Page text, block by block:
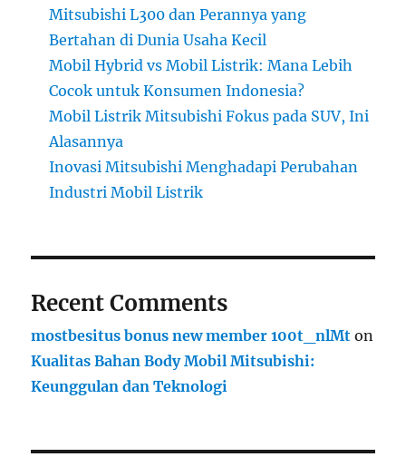
Mitsubishi L300 dan Perannya yang
Bertahan di Dunia Usaha Kecil
Mobil Hybrid vs Mobil Listrik: Mana Lebih
Cocok untuk Konsumen Indonesia?
Mobil Listrik Mitsubishi Fokus pada SUV, Ini
Alasannya
Inovasi Mitsubishi Menghadapi Perubahan
Industri Mobil Listrik
Recent Comments
mostbesitus bonus new member 100t_nlMt on
Kualitas Bahan Body Mobil Mitsubishi:
Keunggulan dan Teknologi